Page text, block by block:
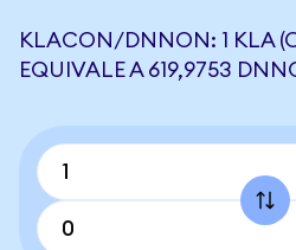
KLACON/DNNON: 1 KLA
EQUIVALE A 619,9753